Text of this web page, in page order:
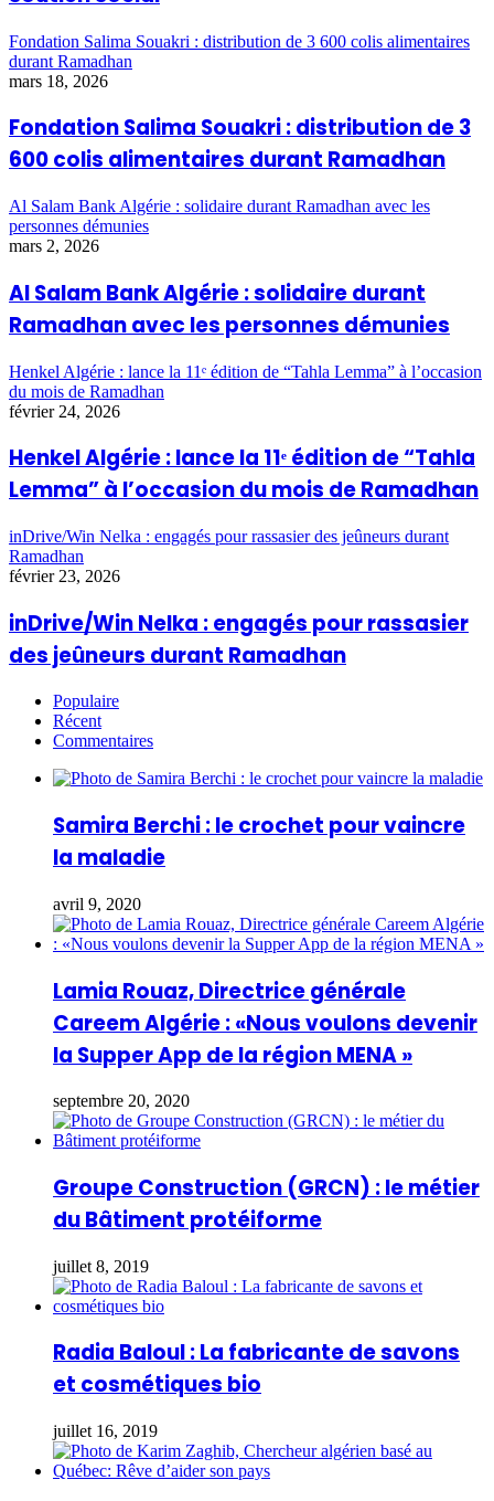
Fondation Salima Souakri : distribution de 3 600 colis alimentaires
durant Ramadhan
mars 18, 2026
Fondation Salima Souakri : distribution de 3
600 colis alimentaires durant Ramadhan
Al Salam Bank Algérie : solidaire durant Ramadhan avec les
personnes démunies
mars 2, 2026
Al Salam Bank Algérie : solidaire durant
Ramadhan avec les personnes démunies
Henkel Algérie : lance la 11ᵉ édition de “Tahla Lemma” à l’occasion
du mois de Ramadhan
février 24, 2026
Henkel Algérie : lance la 11ᵉ édition de “Tahla
Lemma” à l’occasion du mois de Ramadhan
inDrive/Win Nelka : engagés pour rassasier des jeûneurs durant
Ramadhan
février 23, 2026
inDrive/Win Nelka : engagés pour rassasier
des jeûneurs durant Ramadhan
Populaire
Récent
Commentaires
Samira Berchi : le crochet pour vaincre
la maladie
avril 9, 2020
Lamia Rouaz, Directrice générale
Careem Algérie : «Nous voulons devenir
la Supper App de la région MENA »
septembre 20, 2020
Groupe Construction (GRCN) : le métier
du Bâtiment protéiforme
juillet 8, 2019
Radia Baloul : La fabricante de savons
et cosmétiques bio
juillet 16, 2019